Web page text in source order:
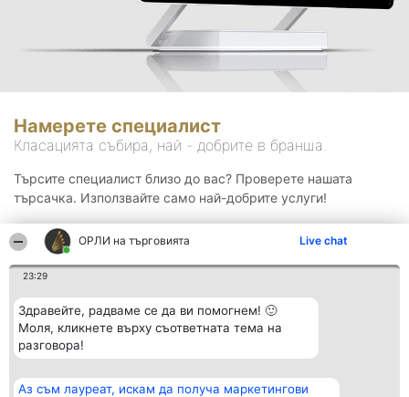
ОРЛИ на търговията Live chat
23:29
Здравейте, радваме се да ви помогнем! 🙂
Моля, кликнете върху съответната тема на
разговора!
Аз съм лауреат, искам да получа маркетингови
Намерете специалист
Класацията събира, най - добрите в бранша.
Търсите специалист близо до вас? Проверете нашата
търсачка. Използвайте само най-добрите услуги!
Организатор на
Класация Контакти